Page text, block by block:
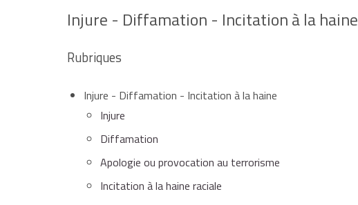
Injure - Diffamation - Incitation à la haine
Rubriques
Injure - Diffamation - Incitation à la haine
Injure
Diffamation
Apologie ou provocation au terrorisme
Incitation à la haine raciale